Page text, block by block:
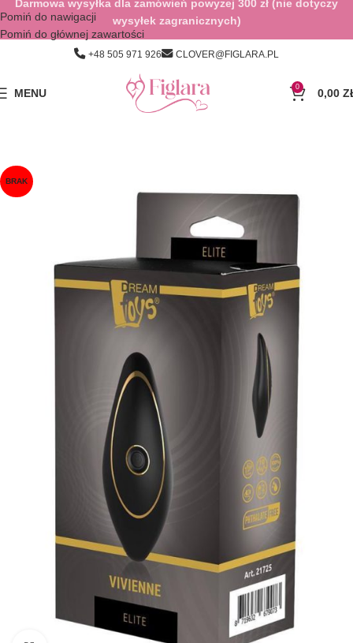
Pomiń do nawigacji
Pomiń do głównej zawartości
+48 505 971 926 CLOVER@FIGLARA.PL
MENU 0 0,00
BRAK
Darmowa wysyłka dla zamówień powyżej 300 zł (nie dotyczy
wysyłek zagranicznych)